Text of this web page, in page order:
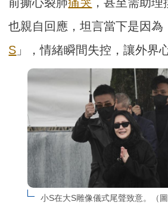
也親自回應，坦言當下是因為
S 」，情緒瞬間失控，讓外界
小S在大S雕像儀式尾聲致意。（